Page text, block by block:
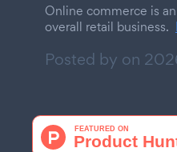
Online commerce is
overall retail business.
Posted by on